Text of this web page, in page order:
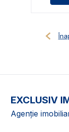
EXCLUSIV
Agenție